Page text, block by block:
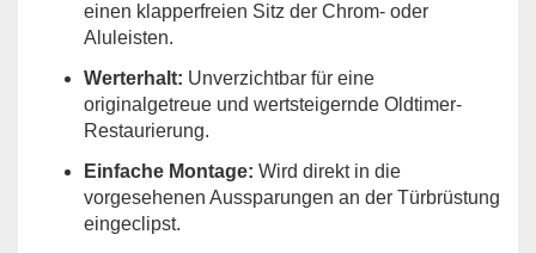
einen klapperfreien Sitz der Chrom- oder
Aluleisten.
Werterhalt: Unverzichtbar für eine
originalgetreue und wertsteigernde Oldtimer-
Restaurierung.
Einfache Montage: Wird direkt in die
vorgesehenen Aussparungen an der Türbrüstung
eingeclipst.